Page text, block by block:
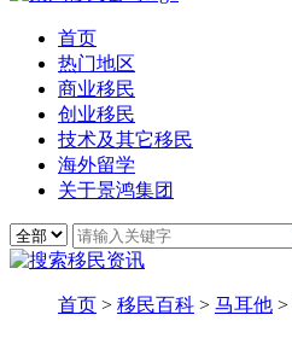
首页
热门地区
商业移民
创业移民
技术及其它移民
海外留学
关于景鸿集团
首页 > 移民百科 > 马耳他 >